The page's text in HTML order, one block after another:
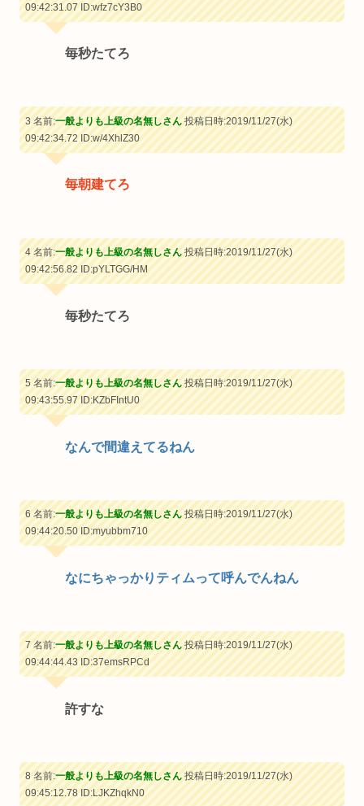
09:42:31.07ID:wfz7cY3B0
毎秒たてろ
3 名前:一般よりも上級の名無しさん投稿日時:2019/11/27(水)
09:42:34.72ID:w/4XhlZ30
毎朝建てろ
4 名前:一般よりも上級の名無しさん投稿日時:2019/11/27(水)
09:42:56.82ID:pYLTGG/HM
毎秒たてろ
5 名前:一般よりも上級の名無しさん投稿日時:2019/11/27(水)
09:43:55.97ID:KZbFIntU0
なんで間違えてるねん
6 名前:一般よりも上級の名無しさん投稿日時:2019/11/27(水)
09:44:20.50ID:myubbm710
なにちゃっかりティムって呼んでんねん
7 名前:一般よりも上級の名無しさん投稿日時:2019/11/27(水)
09:44:44.43ID:37emsRPCd
許すな
8 名前:一般よりも上級の名無しさん投稿日時:2019/11/27(水)
09:45:12.78ID:LJKZhqkN0